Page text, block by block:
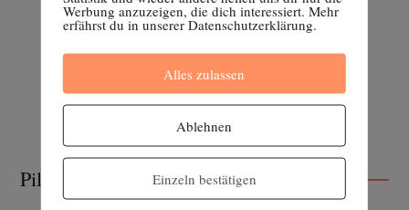
Pille absetzen
Werbung anzuzeigen, die dich interessiert. Mehr
erfährst du in unserer Datenschutzerklärung.
Alles zulassen
Ablehnen
Einzeln bestätigen